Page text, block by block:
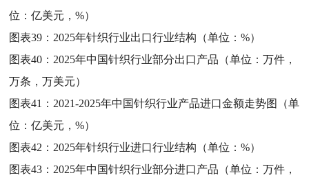
位：亿美元，%）
图表39： 2025年针织行业出口行业结构（单位：%）
图表40： 2025年中国针织行业部分出口产品（单位：万件，
万条，万美元）
图表41： 2021-2025年中国针织行业产品进口金额走势图（单
位：亿美元，%）
图表42： 2025年针织行业进口行业结构（单位：%）
图表43： 2025年中国针织行业部分进口产品（单位：万件，